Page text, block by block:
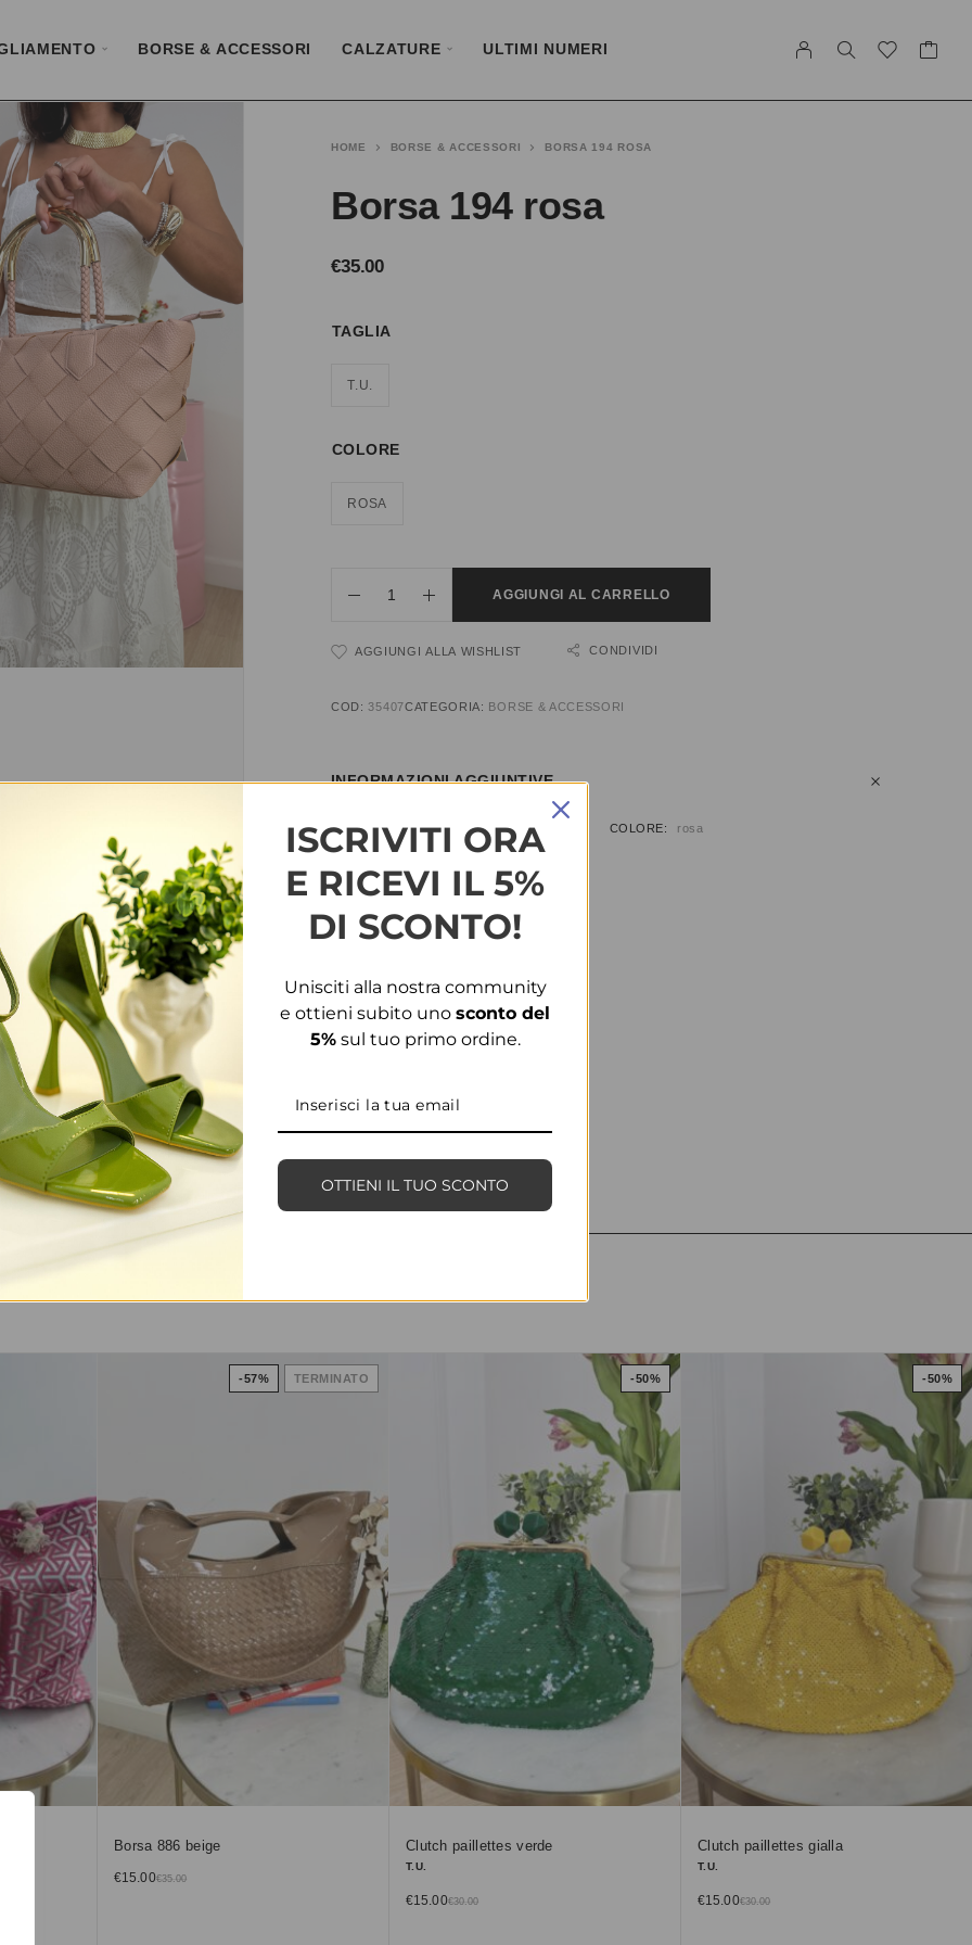
BORSE & ACCESSORI CALZATURE ULTIMI NUMERI
HOME BORSE & ACCESSORI BORSA 194 ROSA
Borsa 194 rosa
€35.00
TAGLIA
T.U.
COLORE
ROSA
AGGIUNGI AL CARRELLO
AGGIUNGI ALLA WISHLIST CONDIVIDI
COD:35407CATEGORIA: BORSE & ACCESSORI
INFORMAZIONI AGGIUNTIVE
TAGLIA T.U. COLORE rosa
-57% TERMINATO
Borsa 886 beige
€35.00
€15.00
-50%
Clutch paillettes verde
T.U.
€30.00
€15.00
-50%
Clutch paillettes gialla
T.U.
€30.00
€15.00
ISCRIVITI ORA
E RICEVI IL 5%
DI SCONTO!
Unisciti alla nostra community
e ottieni subito uno sconto del
5%sul tuo primo ordine.
OTTIENI IL TUO SCONTO